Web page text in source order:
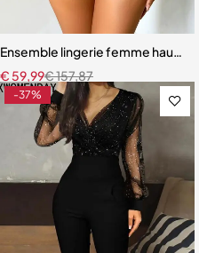
Ensemble lingerie femme haut
€157,87
€ 59,99
-37%